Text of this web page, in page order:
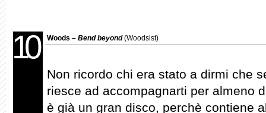
10 Woods – Bend beyond(Woodsist)
Non ricordo chi era stato a dirmi che
riesce ad accompagnarti per almeno
è già un gran disco, perchè contiene